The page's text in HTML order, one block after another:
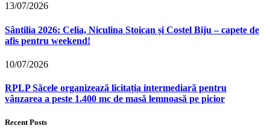
13/07/2026
Sântilia 2026: Celia, Niculina Stoican și Costel Biju – capete de
afis pentru weekend!
10/07/2026
RPLP Săcele organizează licitația intermediară pentru
vânzarea a peste 1.400 mc de masă lemnoasă pe picior
Recent Posts